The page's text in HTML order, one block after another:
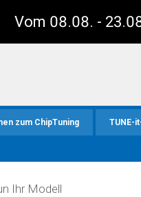
Vom 08.08. -
zum ChipTuning TUNE-
Ihr Modell